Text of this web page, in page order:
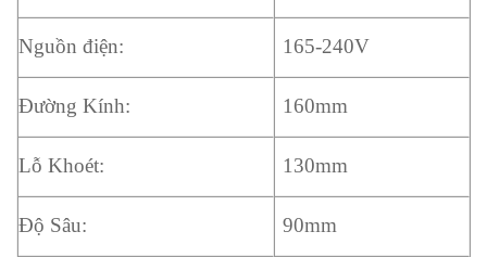
Nguồn điện: 165-240V
Đường Kính: 160mm
Lỗ Khoét: 130mm
Độ Sâu: 90mm